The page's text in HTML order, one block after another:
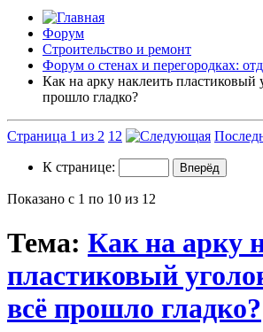
Форум
Строительство и ремонт
Форум о стенах и перегородках:
Как на арку наклеить пластиковый
прошло гладко?
Страница 1 из 2 1 2
К странице:
Показано с 1 по 10 из 12
Тема: Как на арку
пластиковый
всё прошло гладко?